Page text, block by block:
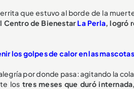
que estuvo al borde de la
Centro de Bienestar La Perla, logró
los golpes de calor en las
por donde pasa: agitando la
los tres meses que duró